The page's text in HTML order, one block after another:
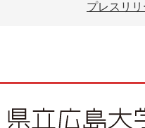
プレスリ